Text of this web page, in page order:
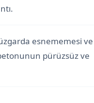
esnememesi ve
pürüzsüz ve